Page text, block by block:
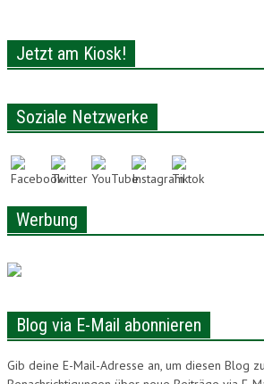
SPORT
VERLOSUNG
Jetzt am Kiosk!
Soziale Netzwerke
Werbung
Blog via E-Mail abonnieren
Gib deine E-Mail-Adresse an, um diesen Blog